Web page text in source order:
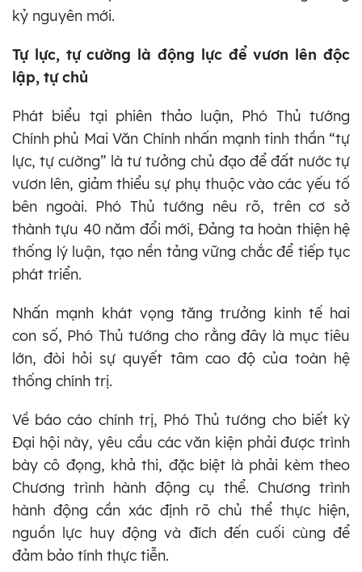
kỷ nguyên mới.
Tự lực, tự cường là động lực để vươn lên độc
lập, tự chủ
Phát biểu tại phiên thảo luận, Phó Thủ tướng
Chính phủ Mai Văn Chính nhấn mạnh tinh thần “tự
lực, tự cường” là tư tưởng chủ đạo để đất nước tự
vươn lên, giảm thiểu sự phụ thuộc vào các yếu tố
bên ngoài. Phó Thủ tướng nêu rõ, trên cơ sở
thành tựu 40 năm đổi mới, Đảng ta hoàn thiện hệ
thống lý luận, tạo nền tảng vững chắc để tiếp tục
phát triển.
Nhấn mạnh khát vọng tăng trưởng kinh tế hai
con số, Phó Thủ tướng cho rằng đây là mục tiêu
lớn, đòi hỏi sự quyết tâm cao độ của toàn hệ
thống chính trị.
Về báo cáo chính trị, Phó Thủ tướng cho biết kỳ
Đại hội này, yêu cầu các văn kiện phải được trình
bày cô đọng, khả thi, đặc biệt là phải kèm theo
Chương trình hành động cụ thể. Chương trình
hành động cần xác định rõ chủ thể thực hiện,
nguồn lực huy động và đích đến cuối cùng để
đảm bảo tính thực tiễn.